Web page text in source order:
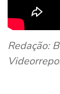
Redação: